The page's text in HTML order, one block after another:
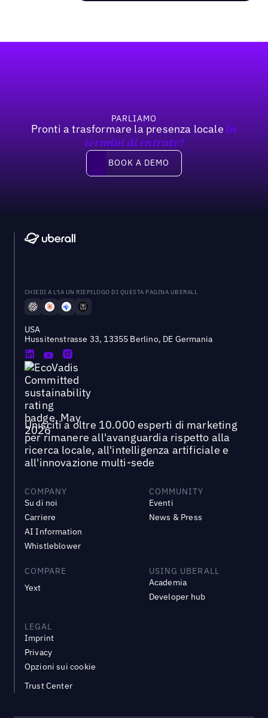
PARLIAMO
Pronti a trasformare la presenza locale In
termini di entrate?
Book a demo
BOOK A DEMO
CHIEDI A L'IA UN RIEPILOGO DI QUESTA PAGINA UBERALL
USA
Hussitenstrasse 33, 13355 Berlino, DE Germania
Unisciti a oltre 10.000 esperti di marketing
per rimanere all'avanguardia rispetto alla
ricerca locale, all'intelligenza artificiale e
all'innovazione multi-sede
COMPANY
Su di noi
Carriere
AI Information
Whistleblower
COMMUNITY
Eventi
News & Press
COMPARE
Yext
USING UBERALL
Academia
Developer hub
LEGAL
Imprint
Privacy
Opzioni sui cookie
Trust Center